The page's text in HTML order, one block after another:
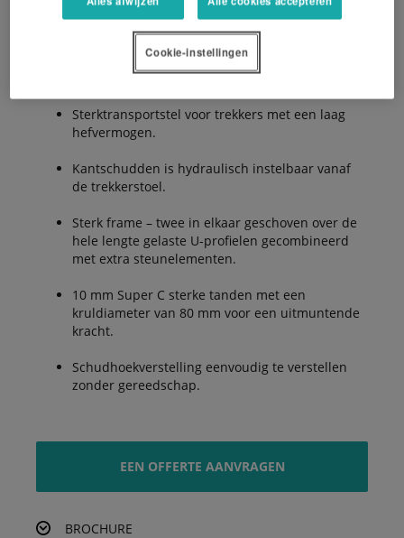
Onderhoudsvrije ProLine oliebadaandrijving.
Sterktransportstel voor trekkers met een laag
hefvermogen.
Kantschudden is hydraulisch instelbaar vanaf
de trekkerstoel.
Sterk frame – twee in elkaar geschoven over de
hele lengte gelaste U-profielen gecombineerd
met extra steunelementen.
10 mm Super C sterke tanden met een
kruldiameter van 80 mm voor een uitmuntende
kracht.
Schudhoekverstelling eenvoudig te verstellen
zonder gereedschap.
EEN OFFERTE AANVRAGEN
BROCHURE
Cookie-instellingen